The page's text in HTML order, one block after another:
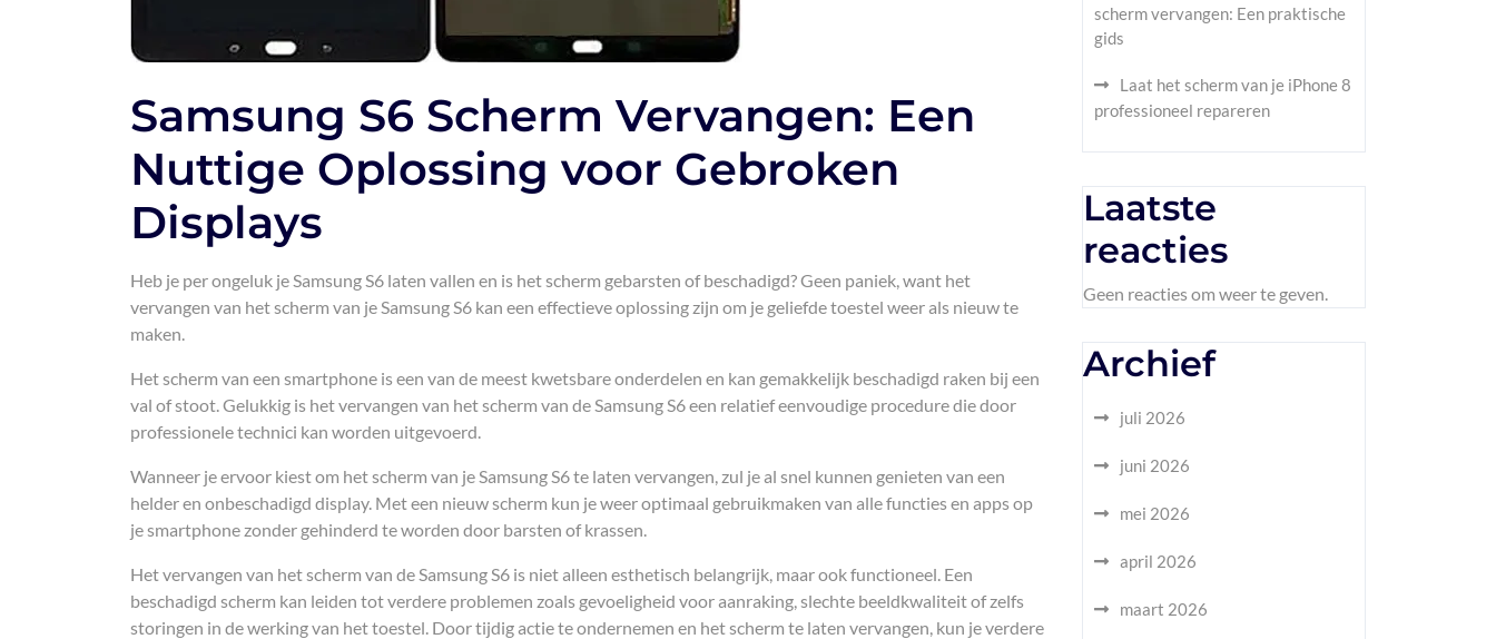
Samsung S6 Scherm Vervangen: Een
Nuttige Oplossing voor Gebroken
Displays
Heb je per ongeluk je Samsung S6 laten vallen en is het scherm gebarsten of beschadigd? Geen paniek, want het
vervangen van het scherm van je Samsung S6 kan een effectieve oplossing zijn om je geliefde toestel weer als nieuw te
maken.
Het scherm van een smartphone is een van de meest kwetsbare onderdelen en kan gemakkelijk beschadigd raken bij een
val of stoot. Gelukkig is het vervangen van het scherm van de Samsung S6 een relatief eenvoudige procedure die door
professionele technici kan worden uitgevoerd.
Wanneer je ervoor kiest om het scherm van je Samsung S6 te laten vervangen, zul je al snel kunnen genieten van een
helder en onbeschadigd display. Met een nieuw scherm kun je weer optimaal gebruikmaken van alle functies en apps op
je smartphone zonder gehinderd te worden door barsten of krassen.
Het vervangen van het scherm van de Samsung S6 is niet alleen esthetisch belangrijk, maar ook functioneel. Een
beschadigd scherm kan leiden tot verdere problemen zoals gevoeligheid voor aanraking, slechte beeldkwaliteit of zelfs
storingen in de werking van het toestel. Door tijdig actie te ondernemen en het scherm te laten vervangen, kun je verdere
scherm vervangen: Een praktische
gids
Laat het scherm van je iPhone 8
professioneel repareren
Laatste
reacties
Geen reacties om weer te geven.
Archief
juli 2026
juni 2026
mei 2026
april 2026
maart 2026